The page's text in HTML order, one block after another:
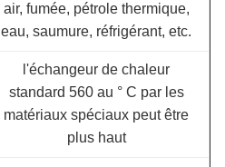
air, fumée, pétrole thermique,
eau, saumure, réfrigérant, etc.
l'échangeur de chaleur
standard 560 au ° C par les
matériaux spéciaux peut être
plus haut